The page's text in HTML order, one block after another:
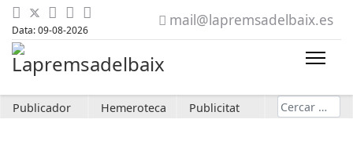
Data: 09-08-2026
mail@lapremsadelbaix.es
Publicador Hemeroteca Publicitat Cerca